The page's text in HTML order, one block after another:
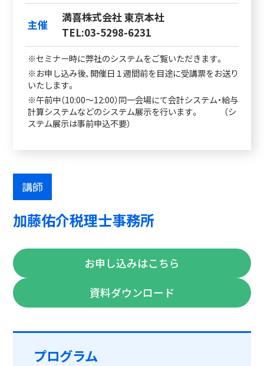
主催
満喜株式会社 東京本社
TEL:03-5298-6231
※セミナー時に弊社のシステムをご覧いただきます。
※お申し込み後、開催日１週間前を目途に受講票をお送り
いたします。
※午前中（10:00～12:00）同一会場にて会計システム・給与
計算システムなどのシステム展示を行います。 （シ
ステム展示は事前申込不要）
講師
加藤佑介税理士事務所
お申し込みはこちら
資料ダウンロード
プログラム